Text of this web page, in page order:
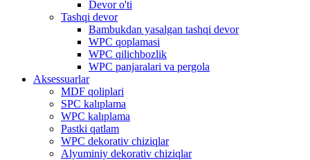
Devor o'ti
Tashqi devor
Bambukdan yasalgan tashqi devor
WPC qoplamasi
WPC qilichbozlik
WPC panjaralari va pergola
Aksessuarlar
MDF qoliplari
SPC kalıplama
WPC kalıplama
Pastki qatlam
WPC dekorativ chiziqlar
Alyuminiy dekorativ chiziqlar